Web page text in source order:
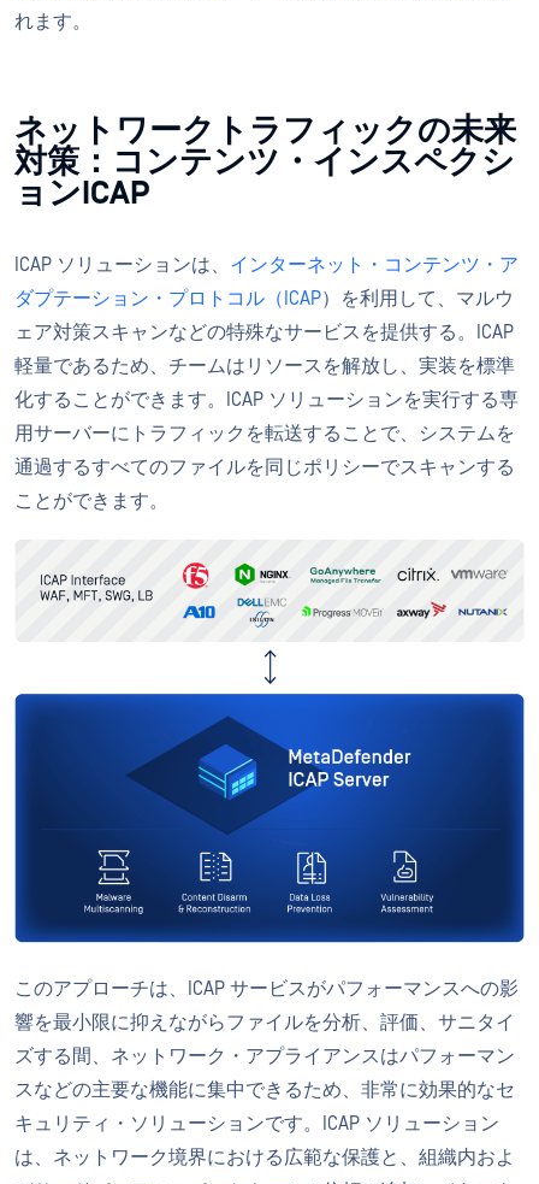
れます。
ネットワークトラフィックの未来
対策：コンテンツ・インスペクシ
ョンICAP
ICAP ソリューションは、 インターネット・コンテンツ・ア
ダプテーション・プロトコル（ICAP）を利用して、マルウ
ェア対策スキャンなどの特殊なサービスを提供する。ICAP
軽量であるため、チームはリソースを解放し、実装を標準
化することができます。ICAP ソリューションを実行する専
用サーバーにトラフィックを転送することで、システムを
通過するすべてのファイルを同じポリシーでスキャンする
ことができます。
このアプローチは、ICAP サービスがパフォーマンスへの影
響を最小限に抑えながらファイルを分析、評価、サニタイ
ズする間、ネットワーク・アプライアンスはパフォーマン
スなどの主要な機能に集中できるため、非常に効果的なセ
キュリティ・ソリューションです。ICAP ソリューション
は、ネットワーク境界における広範な保護と、組織内およ